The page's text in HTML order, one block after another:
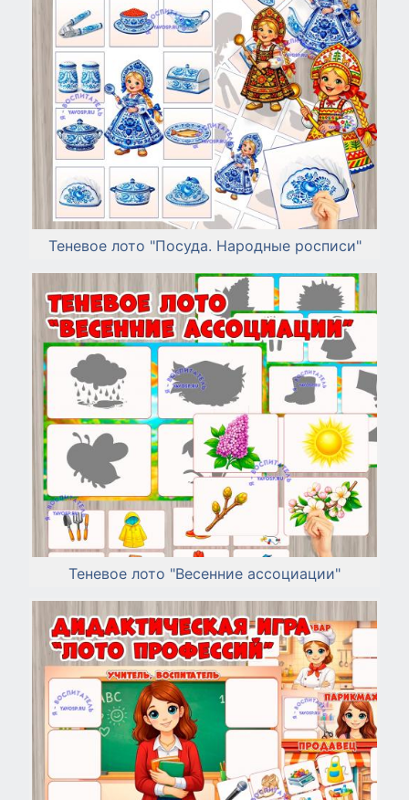
Теневое лото "Посуда. Народные росписи"
Теневое лото "Весенние ассоциации"